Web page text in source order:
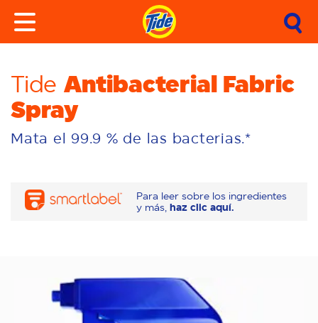
Tide Antibacterial Fabric
Spray
Mata el 99.9 % de las bacterias.*
Para leer sobre los ingredientes
y más, haz clic aquí.